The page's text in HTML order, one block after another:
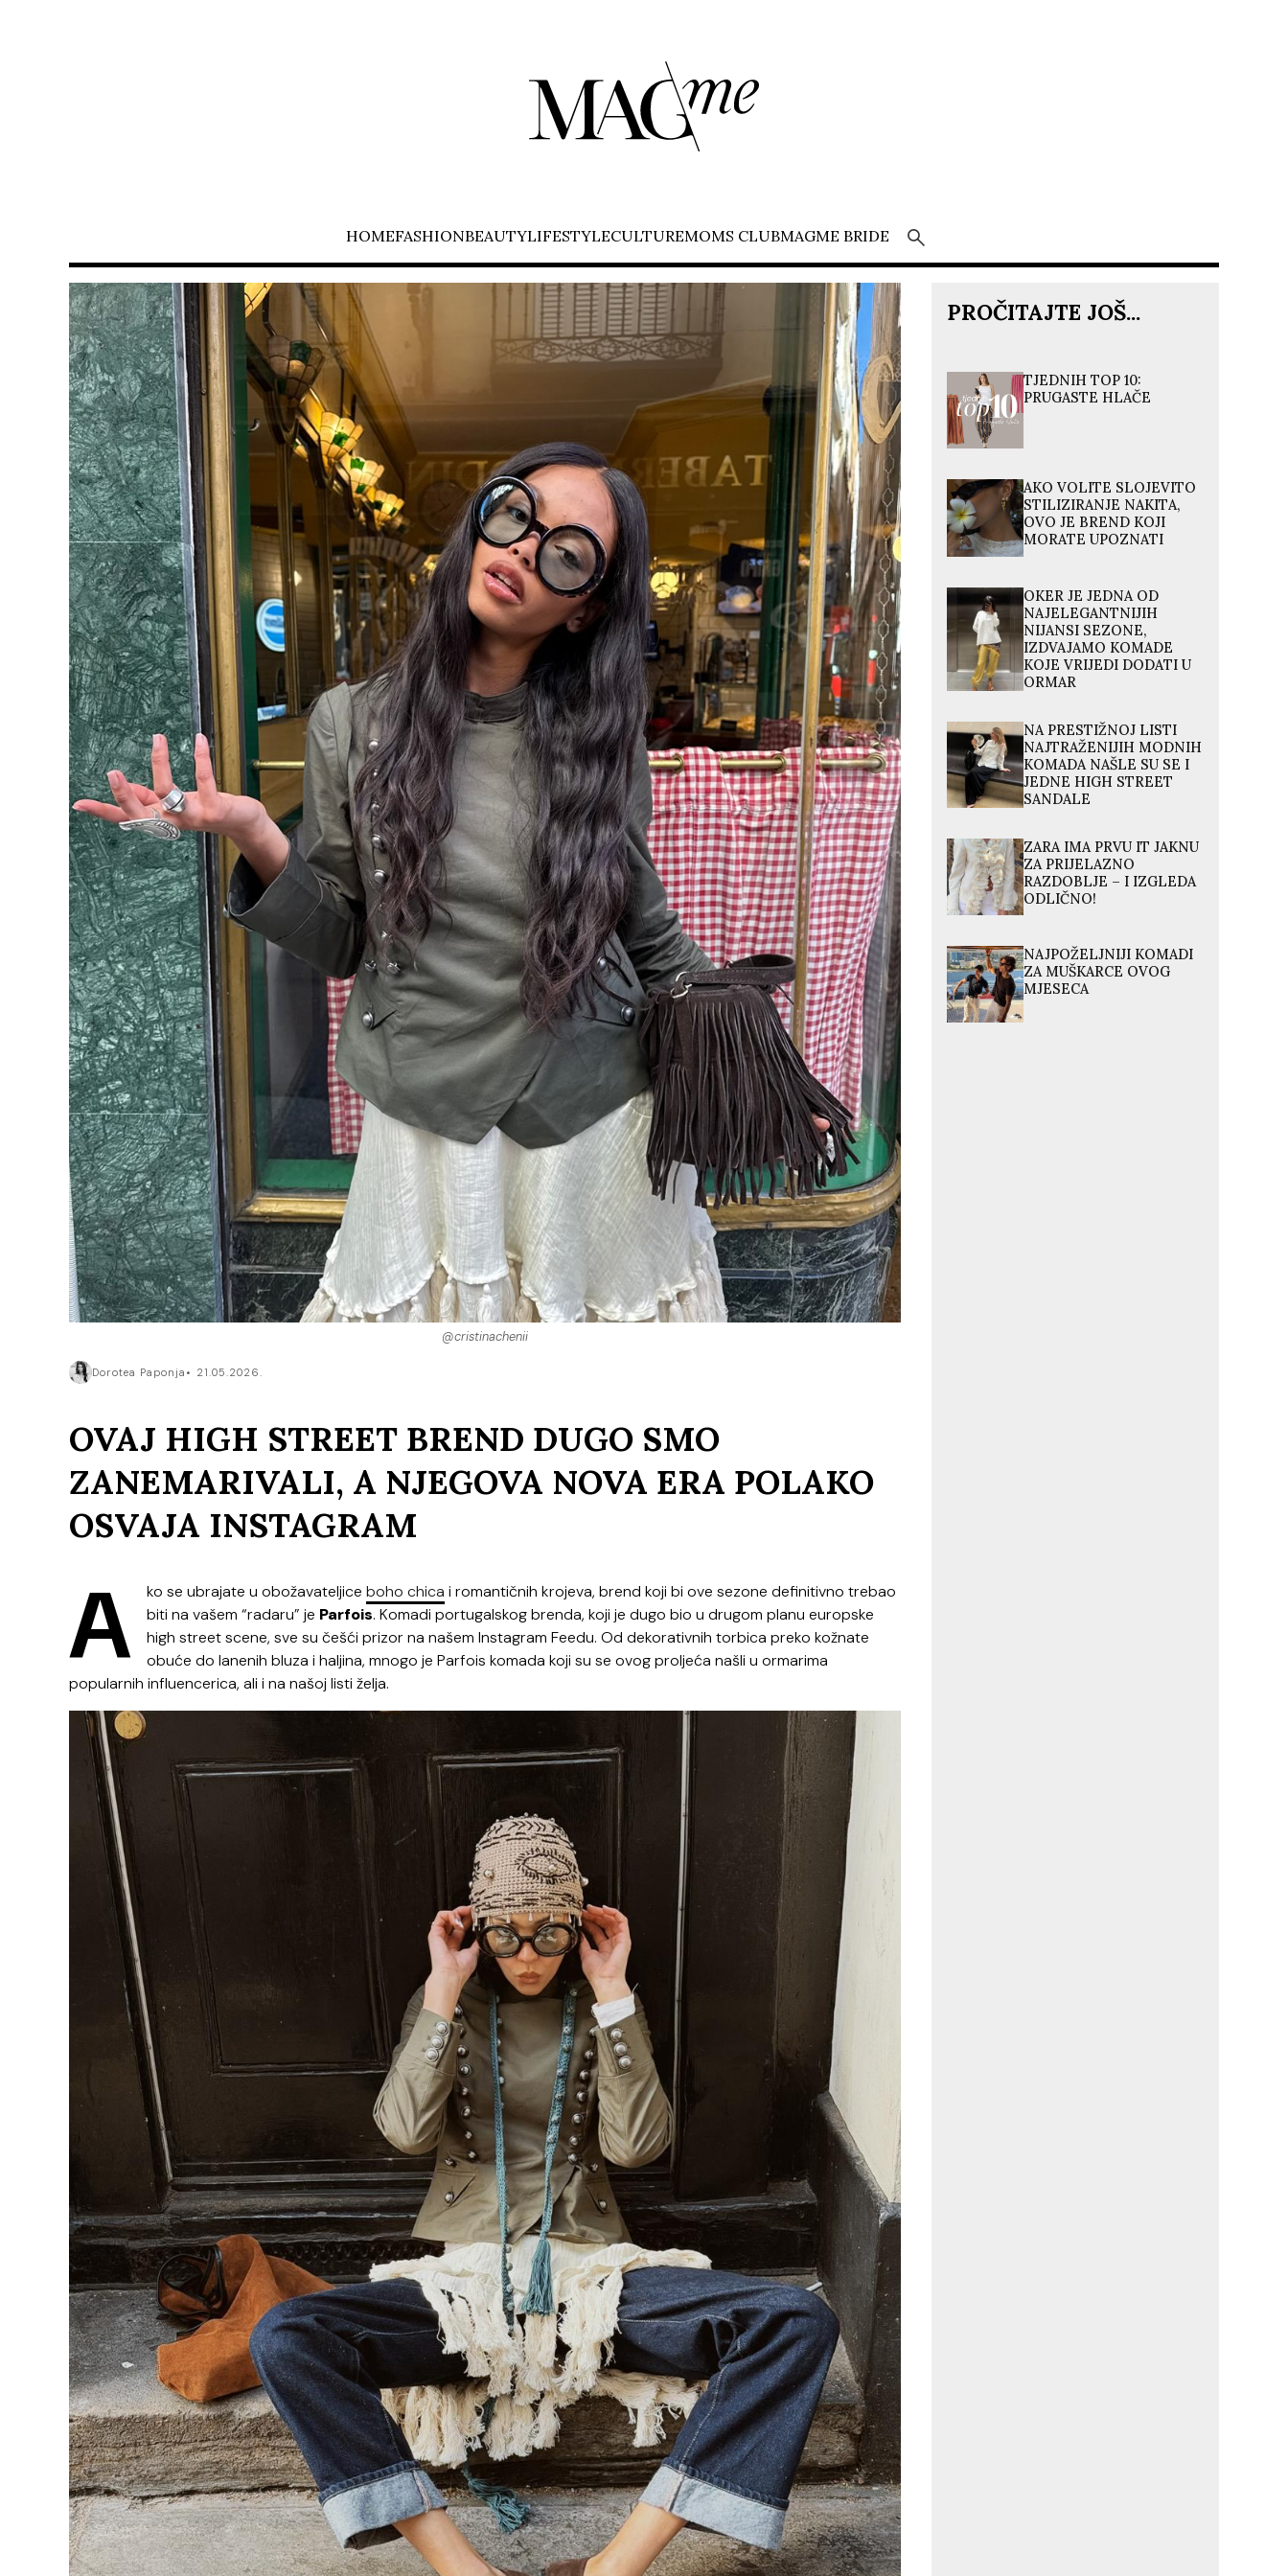
HOMEFASHIONBEAUTYLIFESTYLECULTUREMOMS CLUBMAGME BRIDE
@cristinachenii
Dorotea Paponja 21.05.2026.
OVAJ HIGH STREET BREND DUGO SMO
ZANEMARIVALI, A NJEGOVA NOVA ERA POLAKO
OSVAJA INSTAGRAM
A ko se ubrajate u obožavateljice boho chica i romantičnih krojeva, brend koji bi ove sezone definitivno trebao
biti na vašem “radaru” je Parfois. Komadi portugalskog brenda, koji je dugo bio u drugom planu europske
high street scene, sve su češći prizor na našem Instagram Feedu. Od dekorativnih torbica preko kožnate
obuće do lanenih bluza i haljina, mnogo je Parfois komada koji su se ovog proljeća našli u ormarima
popularnih influencerica, ali i na našoj listi želja.
PROČITAJTE JOŠ...
TJEDNIH TOP 10:
PRUGASTE HLAČE
AKO VOLITE SLOJEVITO
STILIZIRANJE NAKITA,
OVO JE BREND KOJI
MORATE UPOZNATI
OKER JE JEDNA OD
NAJELEGANTNIJIH
NIJANSI SEZONE,
IZDVAJAMO KOMADE
KOJE VRIJEDI DODATI U
ORMAR
NA PRESTIŽNOJ LISTI
NAJTRAŽENIJIH MODNIH
KOMADA NAŠLE SU SE I
JEDNE HIGH STREET
SANDALE
ZARA IMA PRVU IT JAKNU
ZA PRIJELAZNO
RAZDOBLJE – I IZGLEDA
ODLIČNO!
NAJPOŽELJNIJI KOMADI
ZA MUŠKARCE OVOG
MJESECA